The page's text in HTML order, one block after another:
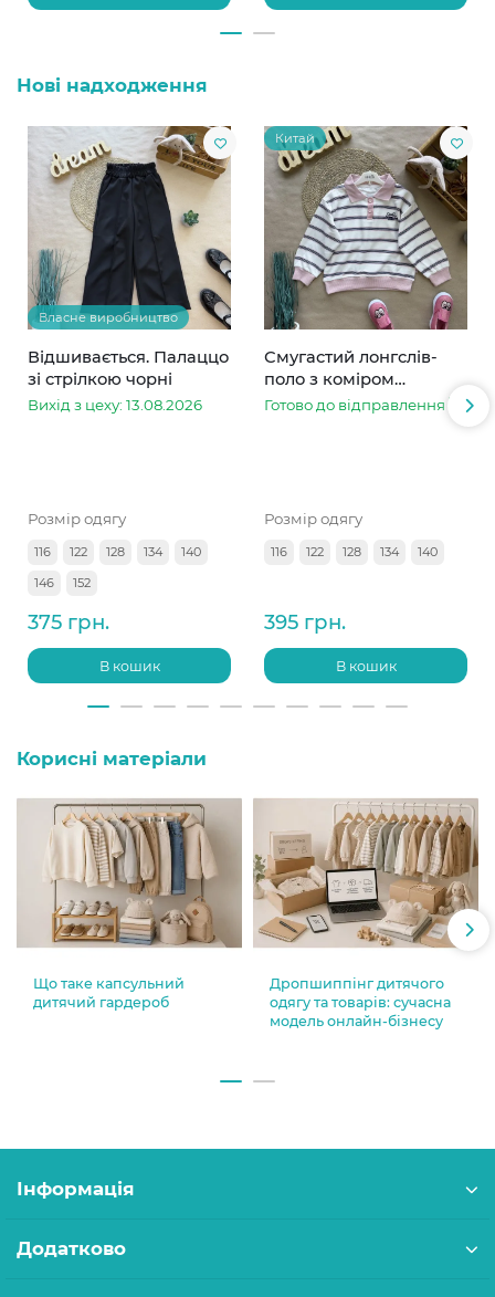
Нові надходження
Власне виробництво
Відшивається. Палаццо
зі стрілкою чорні
Вихід з цеху: 13.08.2026
Розмір одягу
116 122 128 134
140
146
152
375 грн.
В кошик
Китай
Смугастий лонгслів-
поло з коміром
рожевий
Готово до відправлення
Розмір одягу
116 122 128 134 140
395 грн.
В кошик
Корисні матеріали
Що таке капсульний
дитячий гардероб
Дропшиппінг дитячого
одягу та товарів: сучасна
модель онлайн-бізнесу
Інформація
Додатково